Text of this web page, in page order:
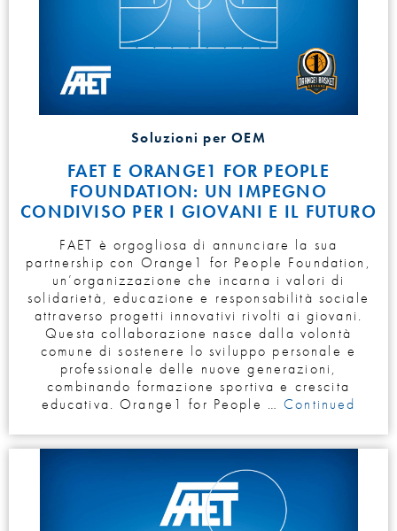
Soluzioni per OEM
FAET E ORANGE1 FOR PEOPLE
FOUNDATION: UN IMPEGNO
CONDIVISO PER I GIOVANI E IL FUTURO
FAET è orgogliosa di annunciare la sua
partnership con Orange1 for People Foundation,
un’organizzazione che incarna i valori di
solidarietà, educazione e responsabilità sociale
attraverso progetti innovativi rivolti ai giovani.
Questa collaborazione nasce dalla volontà
comune di sostenere lo sviluppo personale e
professionale delle nuove generazioni,
combinando formazione sportiva e crescita
educativa. Orange1 for People …Continued